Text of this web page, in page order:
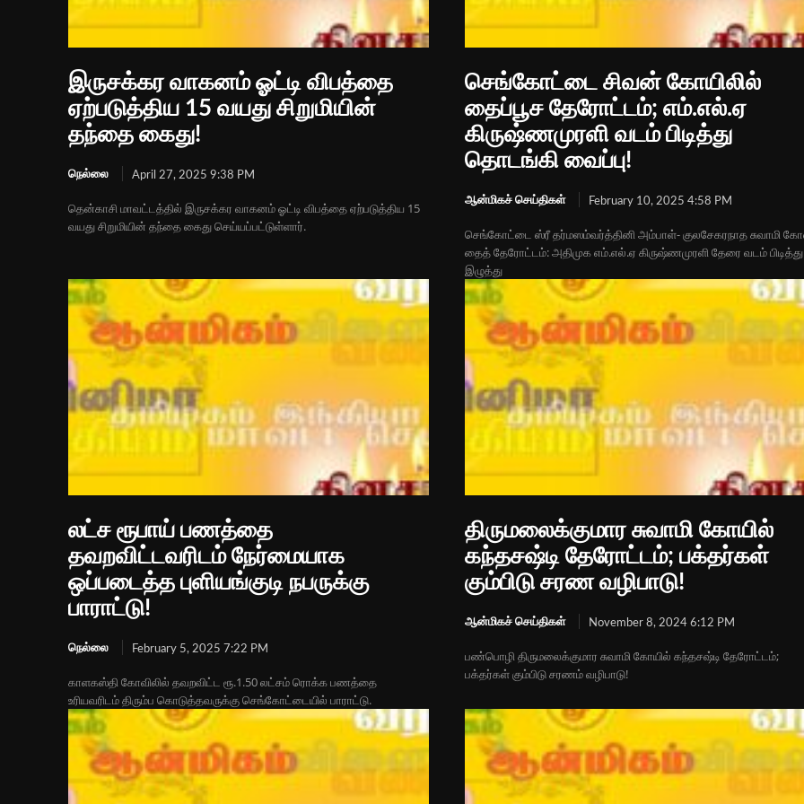
இருசக்கர வாகனம் ஓட்டி விபத்தை
ஏற்படுத்திய 15 வயது சிறுமியின்
தந்தை கைது!
நெல்லை April 27, 2025 9:38 PM
தென்காசி மாவட்டத்தில் இருசக்கர வாகனம் ஓட்டி விபத்தை ஏற்படுத்திய 15
வயது சிறுமியின் தந்தை கைது செய்யப்பட்டுள்ளார்.
செங்கோட்டை சிவன் கோயிலில்
தைப்பூச தேரோட்டம்; எம்.எல்.ஏ
கிருஷ்ணமுரளி வடம் பிடித்து
தொடங்கி வைப்பு!
ஆன்மிகச் செய்திகள் February 10, 2025 4:58 PM
செங்கோட்டை ஸ்ரீ தர்மஸம்வர்த்தினி அம்பாள்- குலசேகரநாத சுவாமி
தைத் தேரோட்டம்: அதிமுக எம்.எல்.ஏ கிருஷ்ணமுரளி தேரை வடம் பிடித்து
இழுத்து
லட்ச ரூபாய் பணத்தை
தவறவிட்டவரிடம் நேர்மையாக
ஒப்படைத்த புளியங்குடி நபருக்கு
பாராட்டு!
நெல்லை February 5, 2025 7:22 PM
காளகஸ்தி கோவிலில் தவறவிட்ட ரூ.1.50 லட்சம் ரொக்க பணத்தை
உரியவரிடம் திரும்ப கொடுத்தவருக்கு செங்கோட்டையில் பாராட்டு.
திருமலைக்குமார சுவாமி கோயில்
கந்தசஷ்டி தேரோட்டம்; பக்தர்கள்
கும்பிடு சரண வழிபாடு!
ஆன்மிகச் செய்திகள் November 8, 2024 6:12 PM
பண்பொழி திருமலைக்குமார சுவாமி கோயில் கந்தசஷ்டி தேரோட்டம்;
பக்தர்கள் கும்பிடு சரணம் வழிபாடு!